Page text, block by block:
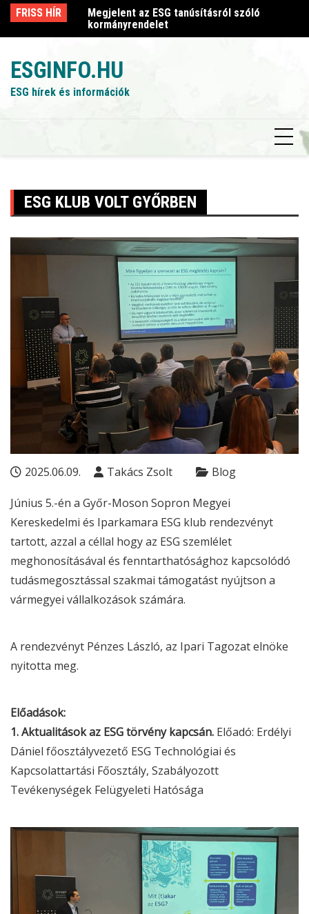
Skip
content
FRISS HÍR
szóló
Megjelent az ESG tanúsításról szóló
kormányrendelet
ESGINFO.HU
ESG hírek és információk
ESG KLUB VOLT GYŐRBEN
2025.06.09. Takács Zsolt Blog
Június 5.-én a Győr-Moson Sopron Megyei
Kereskedelmi és Iparkamara ESG klub rendezvényt
tartott, azzal a céllal hogy az ESG szemlélet
meghonosításával és fenntarthatósághoz kapcsolódó
tudásmegosztással szakmai támogatást nyújtson a
vármegyei vállalkozások számára.
A rendezvényt Pénzes László, az Ipari Tagozat elnöke
nyitotta meg.
Előadások:
1. Aktualitások az ESGtörvény kapcsán. Előadó: Erdélyi
Dániel főosztályvezető ESG Technológiai és
Kapcsolattartási Főosztály, Szabályozott
Tevékenységek Felügyeleti Hatósága